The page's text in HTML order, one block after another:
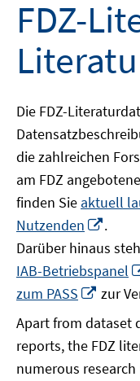
FDZ-
Die FDZ-
die zahlreichen
am FDZ
finden Sie aktuell
Nutzenden
.
Darüber hinaus
IAB-Betriebspanel
zum PASS
In
öffnen
zur
Apart from dataset
reports, the FDZ
numerous